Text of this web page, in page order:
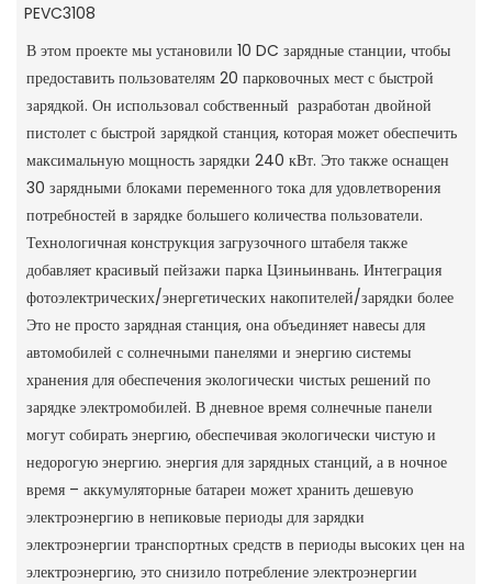
PEVC3108
В этом проекте мы установили 10 DC зарядные станции, чтобы
предоставить пользователям 20 парковочных мест с быстрой
зарядкой. Он использовал собственный разработан двойной
пистолет с быстрой зарядкой станция, которая может обеспечить
максимальную мощность зарядки 240 кВт. Это также оснащен
30 зарядными блоками переменного тока для удовлетворения
потребностей в зарядке большего количества пользователи.
Технологичная конструкция загрузочного штабеля также
добавляет красивый пейзажи парка Цзиньинвань. Интеграция
фотоэлектрических/энергетических накопителей/зарядки более
Это не просто зарядная станция, она объединяет навесы для
автомобилей с солнечными панелями и энергию системы
хранения для обеспечения экологически чистых решений по
зарядке электромобилей. В дневное время солнечные панели
могут собирать энергию, обеспечивая экологически чистую и
недорогую энергию. энергия для зарядных станций, а в ночное
время – аккумуляторные батареи может хранить дешевую
электроэнергию в непиковые периоды для зарядки
электроэнергии транспортных средств в периоды высоких цен на
электроэнергию, это снизило потребление электроэнергии